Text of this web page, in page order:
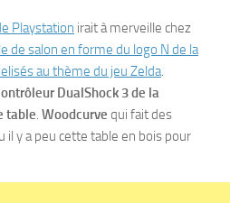
Playstation irait à merveille chez
de salon en forme du logo N de la
au thème du jeu Zelda.
DualShock 3 de la
table. Woodcurve qui fait des
il y a peu cette table en bois pour